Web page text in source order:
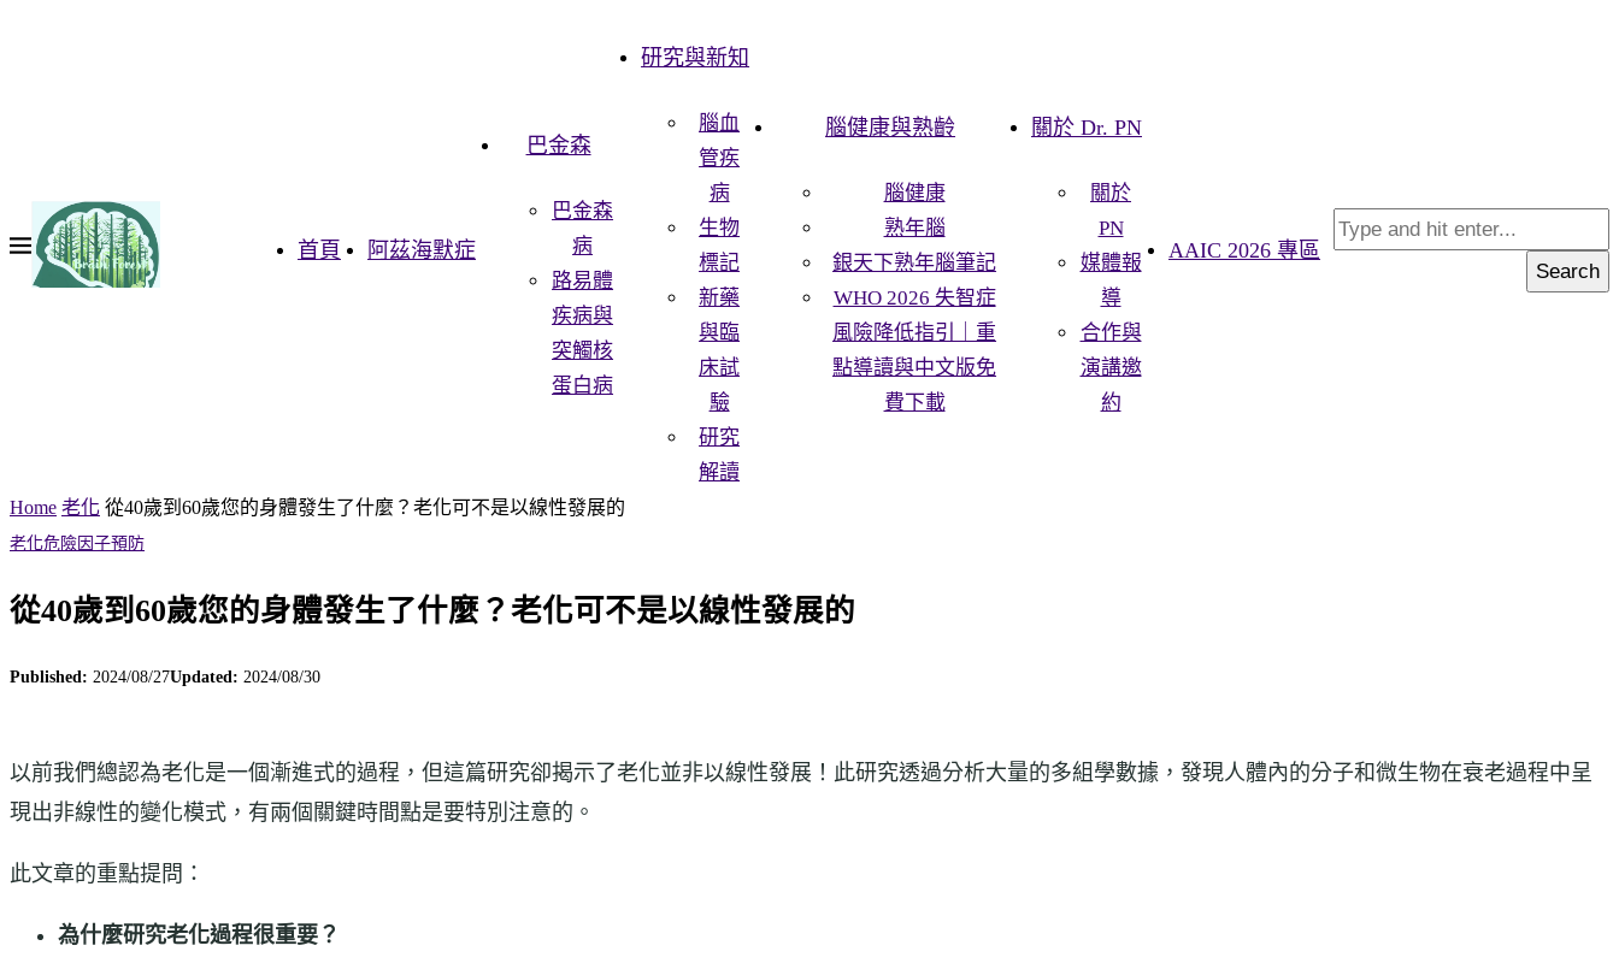
首頁 阿茲海默症
巴金森
巴金森
病
路易體
疾病與
突觸核
蛋白病
研究與新知
腦血
管疾
病
生物
標記
新藥
與臨
床試
驗
研究
解讀
腦健康與熟齡
腦健康
熟年腦
銀天下熟年腦筆記
WHO 2026 失智症
風險降低指引｜重
點導讀與中文版免
費下載
關於 Dr. PN
關於
PN
媒體報
導
合作與
演講邀
約
AAIC 2026 專區
Search
Home 老化 從40歲到60歲您的身體發生了什麼？老化可不是以線性發展的
老化危險因子預防
從40歲到60歲您的身體發生了什麼？老化可不是以線性發展的
Published: 2024/08/27Updated: 2024/08/30
以前我們總認為老化是一個漸進式的過程，但這篇研究卻揭示了老化並非以線性發展！此研究透過分析大量的多組學數據，發現人體內的分子和微生物在衰老過程中呈
現出非線性的變化模式，有兩個關鍵時間點是要特別注意的。
此文章的重點提問：
為什麼研究老化過程很重要？